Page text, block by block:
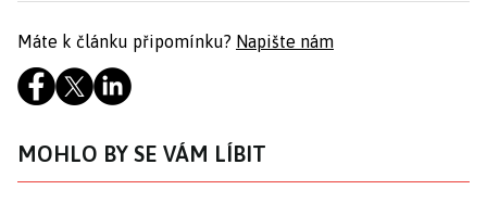
Máte k článku připomínku? Napište nám
MOHLO BY SE VÁM LÍBIT